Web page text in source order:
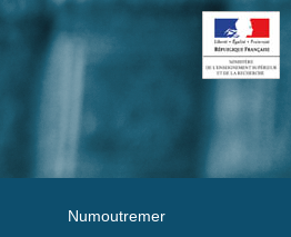
Numoutremer